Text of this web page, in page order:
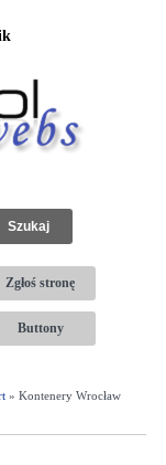
Zgłoś stronę
Buttony
» Kontenery Wrocław